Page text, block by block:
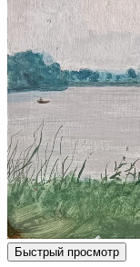
Быстрый просмотр